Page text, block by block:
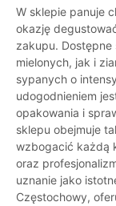
W sklepie panuje
okazję
zakupu.
mielonych, jak i
sypanych o
udogodnieniem
opakowania i
sklepu obejmuje
wzbogacić każdą
oraz
uznanie jako
Częstochowy,